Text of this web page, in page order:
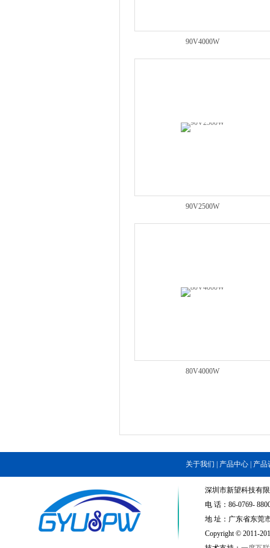
90V4000W
90V2500W
80V4000W
关于我们 产品中心 产品
深圳市新望科技有
电 话：86-0769-
地 址：广东省东莞
Copyright © 2011-